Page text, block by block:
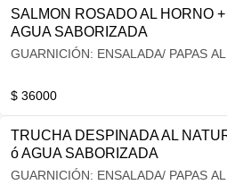
SALMON ROSADO AL HORNO
AGUA SABORIZADA
GUARNICIÓN: ENSALADA/ PAPAS
$ 36000
TRUCHA DESPINADA AL
ó AGUA SABORIZADA
GUARNICIÓN: ENSALADA/ PAPAS